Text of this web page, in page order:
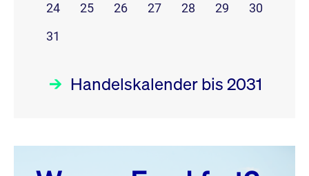
24
25 26 27 28 29
30
31
Handelskalender bis 2031
August 26